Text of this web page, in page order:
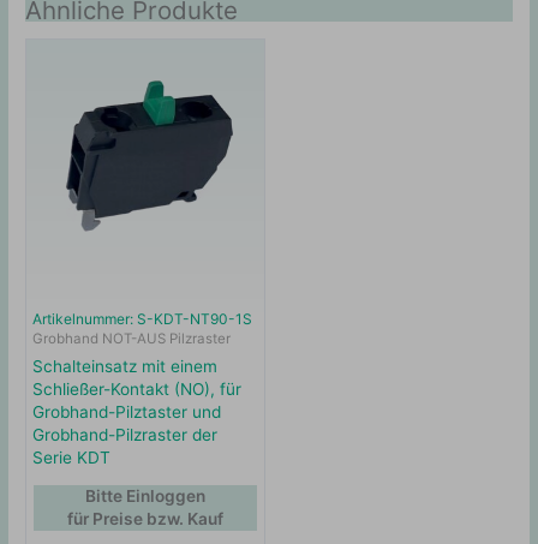
Ähnliche Produkte
Artikelnummer: S-KDT-NT90-1S
Grobhand NOT-AUS Pilzraster
Schalteinsatz mit einem
Schließer-Kontakt (NO), für
Grobhand-Pilztaster und
Grobhand-Pilzraster der
Serie KDT
Bitte Einloggen
für Preise bzw. Kauf